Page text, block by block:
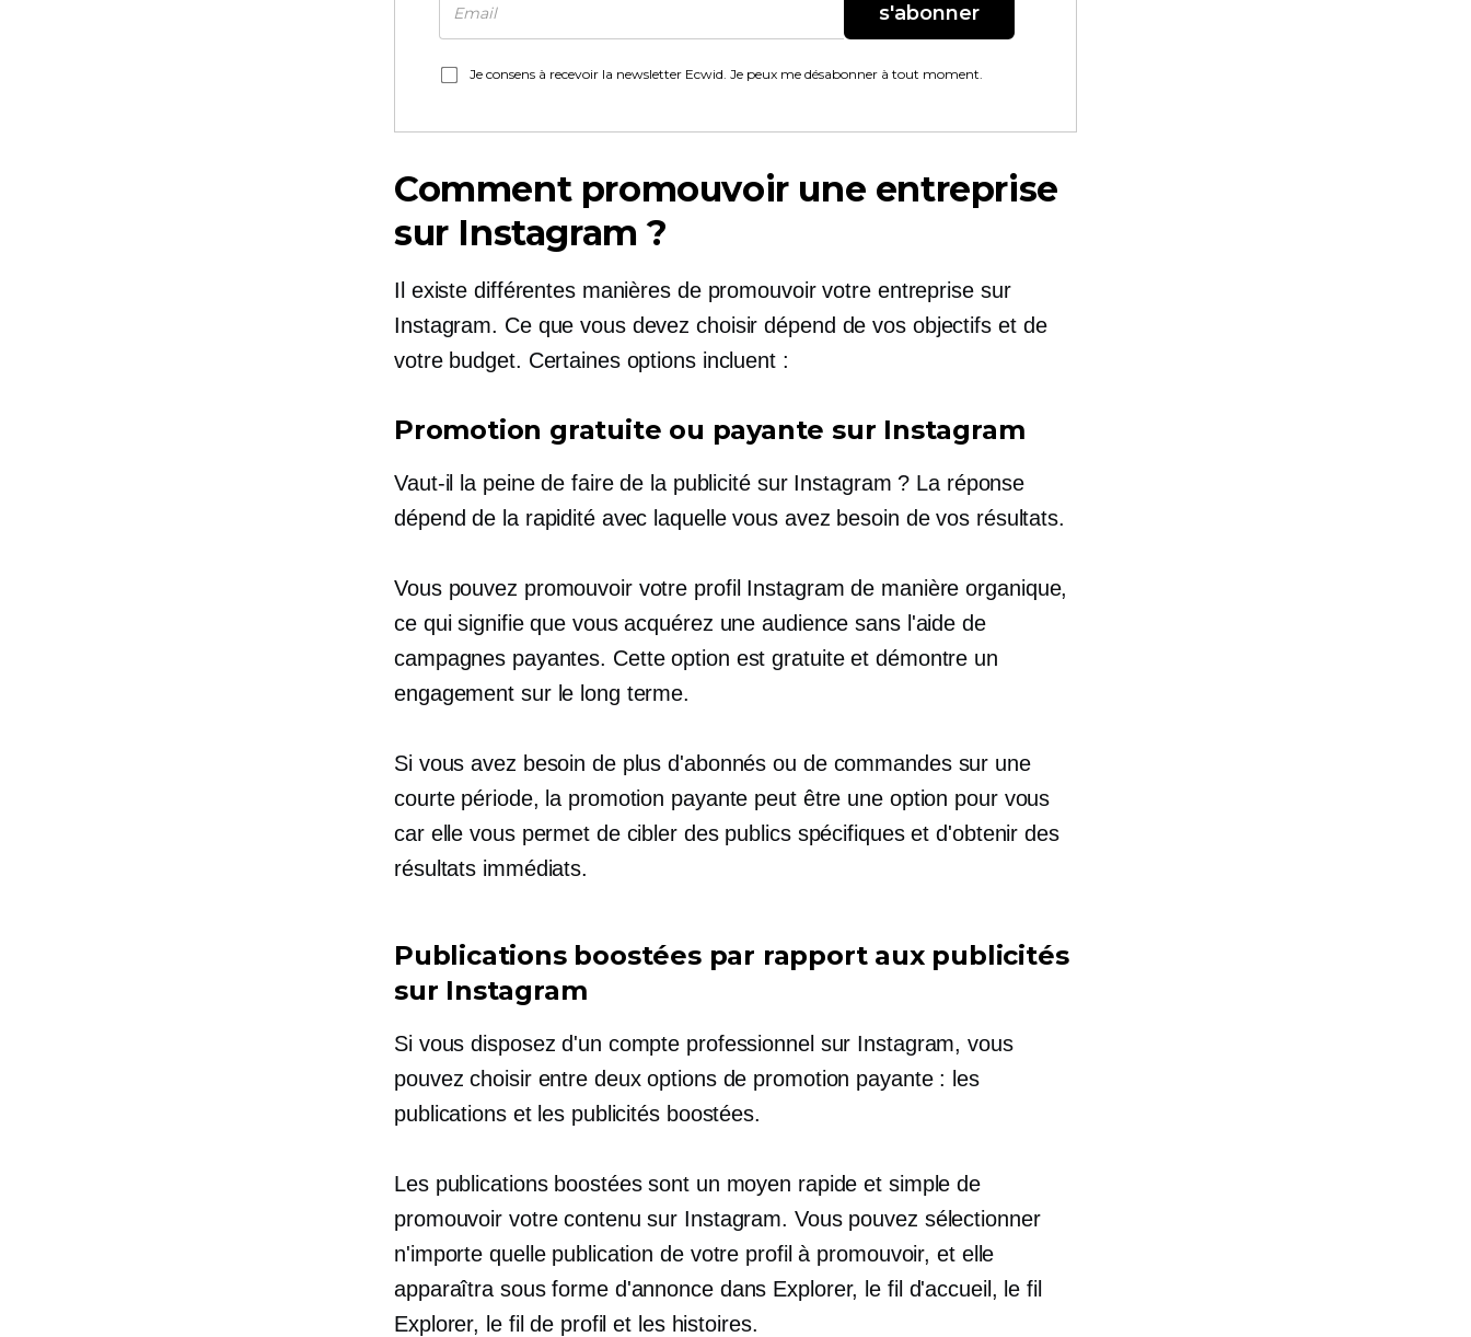
s'abonner
Je consens à recevoir la newsletter Ecwid. Je peux me désabonner à tout moment.
Comment promouvoir une entreprise
sur Instagram ?
Il existe différentes manières de promouvoir votre entreprise sur
Instagram. Ce que vous devez choisir dépend de vos objectifs et de
votre budget. Certaines options incluent :
Promotion gratuite ou payante sur Instagram
Vaut-il la peine de faire de la publicité sur Instagram ? La réponse
dépend de la rapidité avec laquelle vous avez besoin de vos résultats.
Vous pouvez promouvoir votre profil Instagram de manière organique,
ce qui signifie que vous acquérez une audience sans l'aide de
campagnes payantes. Cette option est gratuite et démontre un
engagement sur le long terme.
Si vous avez besoin de plus d'abonnés ou de commandes sur une
courte période, la promotion payante peut être une option pour vous
car elle vous permet de cibler des publics spécifiques et d'obtenir des
résultats immédiats.
Publications boostées par rapport aux publicités
sur Instagram
Si vous disposez d'un compte professionnel sur Instagram, vous
pouvez choisir entre deux options de promotion payante : les
publications et les publicités boostées.
Les publications boostées sont un moyen rapide et simple de
promouvoir votre contenu sur Instagram. Vous pouvez sélectionner
n'importe quelle publication de votre profil à promouvoir, et elle
apparaîtra sous forme d'annonce dans Explorer, le fil d'accueil, le fil
Explorer, le fil de profil et les histoires.